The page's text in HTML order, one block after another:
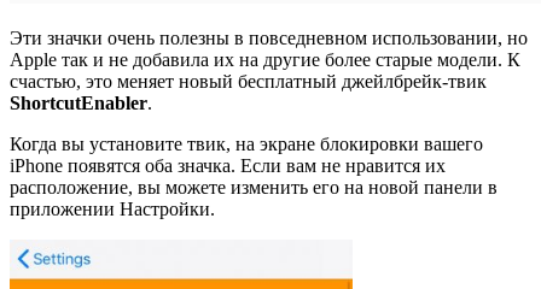
Эти значки очень полезны в повседневном использовании, но
Apple так и не добавила их на другие более старые модели. К
счастью, это меняет новый бесплатный джейлбрейк-твик
ShortcutEnabler.
Когда вы установите твик, на экране блокировки вашего
iPhone появятся оба значка. Если вам не нравится их
расположение, вы можете изменить его на новой панели в
приложении Настройки.